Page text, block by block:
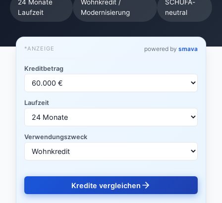
24 Monate
Laufzeit
Wohnkredit /
Modernisierung
SCHUFA-
neutral
*ANZEIGE powered by smava
Kreditbetrag
Laufzeit
Verwendungszweck
Kredite vergleichen